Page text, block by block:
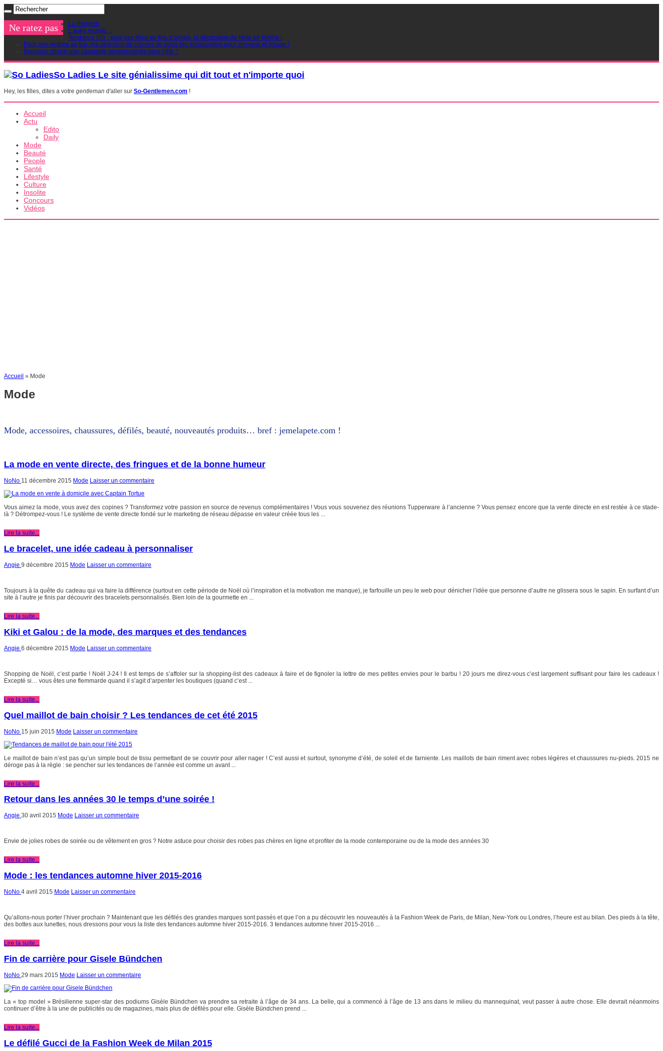
Ne ratez pas
La Religion
L’autre monde…
Tendance DIY : pour ces fêtes de fins d’année, la décoration de Noel en famille !
Pour une rentrée au top, ma sélection de crèmes de soins bio et naturelles pour cheveux et visage !
Pourquoi choisir une casquette personnalisée pour l’été ?
So Ladies Le site génialissime qui dit tout et n'importe quoi
Hey, les filles, dites a votre gentleman d'aller sur So-Gentlemen.com !
Accueil
Actu
Edito
Daily
Mode
Beauté
People
Santé
Lifestyle
Culture
Insolite
Concours
Vidéos
Accueil » Mode
Mode
Mode, accessoires, chaussures, défilés, beauté, nouveautés produits… bref : jemelapete.com !
La mode en vente directe, des fringues et de la bonne humeur
NoNo 11 décembre 2015 Mode Laisser un commentaire
Vous aimez la mode, vous avez des copines ? Transformez votre passion en source de revenus complémentaires ! Vous vous souvenez des réunions Tupperware à l’ancienne ? Vous pensez encore que la vente directe en est restée à ce stade-
là ? Détrompez-vous ! Le système de vente directe fondé sur le marketing de réseau dépasse en valeur créée tous les ...
Lire la suite...
Le bracelet, une idée cadeau à personnaliser
Angie 9 décembre 2015 Mode Laisser un commentaire
Toujours à la quête du cadeau qui va faire la différence (surtout en cette période de Noël où l’inspiration et la motivation me manque), je farfouille un peu le web pour dénicher l’idée que personne d’autre ne glissera sous le sapin. En surfant d’un
site à l’autre je finis par découvrir des bracelets personnalisés. Bien loin de la gourmette en ...
Lire la suite...
Kiki et Galou : de la mode, des marques et des tendances
Angie 6 décembre 2015 Mode Laisser un commentaire
Shopping de Noël, c’est partie ! Noël J-24 ! Il est temps de s’affoler sur la shopping-list des cadeaux à faire et de fignoler la lettre de mes petites envies pour le barbu ! 20 jours me direz-vous c’est largement suffisant pour faire les cadeaux !
Excepté si… vous êtes une flemmarde quand il s’agit d’arpenter les boutiques (quand c’est ...
Lire la suite...
Quel maillot de bain choisir ? Les tendances de cet été 2015
NoNo 15 juin 2015 Mode Laisser un commentaire
Le maillot de bain n’est pas qu’un simple bout de tissu permettant de se couvrir pour aller nager ! C’est aussi et surtout, synonyme d’été, de soleil et de farniente. Les maillots de bain riment avec robes légères et chaussures nu-pieds. 2015 ne
déroge pas à la règle : se pencher sur les tendances de l’année est comme un avant ...
Lire la suite...
Retour dans les années 30 le temps d’une soirée !
Angie 30 avril 2015 Mode Laisser un commentaire
Envie de jolies robes de soirée ou de vêtement en gros ? Notre astuce pour choisir des robes pas chères en ligne et profiter de la mode contemporaine ou de la mode des années 30
Lire la suite...
Mode : les tendances automne hiver 2015-2016
NoNo 4 avril 2015 Mode Laisser un commentaire
Qu’allons-nous porter l’hiver prochain ? Maintenant que les défilés des grandes marques sont passés et que l’on a pu découvrir les nouveautés à la Fashion Week de Paris, de Milan, New-York ou Londres, l’heure est au bilan. Des pieds à la tête,
des bottes aux lunettes, nous dressons pour vous la liste des tendances automne hiver 2015-2016. 3 tendances automne hiver 2015-2016 ...
Lire la suite...
Fin de carrière pour Gisele Bündchen
NoNo 29 mars 2015 Mode Laisser un commentaire
La « top model » Brésilienne super-star des podiums Gisèle Bündchen va prendre sa retraite à l’âge de 34 ans. La belle, qui a commencé à l’âge de 13 ans dans le milieu du mannequinat, veut passer à autre chose. Elle devrait néanmoins
continuer d’être à la une de publicités ou de magazines, mais plus de défilés pour elle. Gisèle Bündchen prend ...
Lire la suite...
Le défilé Gucci de la Fashion Week de Milan 2015